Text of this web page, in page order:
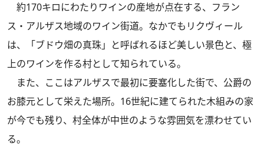
約170キロにわたりワインの産地が点在する、フラン
ス・アルザス地域のワイン街道。なかでもリクヴィール
は、「ブドウ畑の真珠」と呼ばれるほど美しい景色と、極
上のワインを作る村として知られている。
また、ここはアルザスで最初に要塞化した街で、公爵の
お膝元として栄えた場所。16世紀に建てられた木組みの家
が今でも残り、村全体が中世のような雰囲気を漂わせてい
る。